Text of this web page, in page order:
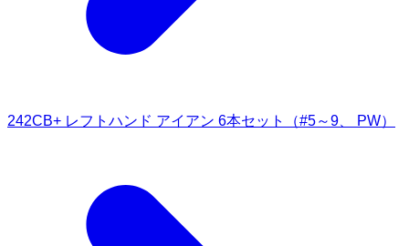
242CB+ レフトハンド アイアン 6本セット（#5～9、 PW）